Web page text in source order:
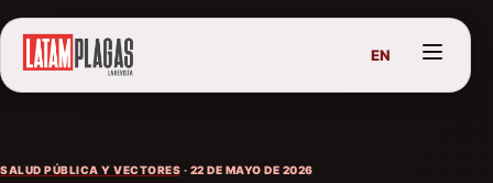
EN
SALUD PÚBLICA Y VECTORES · 22 DE MAYO DE 2026